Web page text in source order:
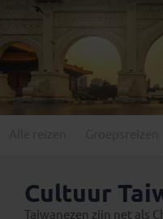
Cultuur
Taiwanezen zijn net als